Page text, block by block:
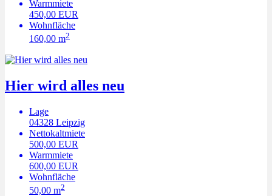
Warmmiete
450,00 EUR
Wohnfläche
160,00 m2
Hier wird alles neu
Lage
04328 Leipzig
Nettokaltmiete
500,00 EUR
Warmmiete
600,00 EUR
Wohnfläche
50,00 m2